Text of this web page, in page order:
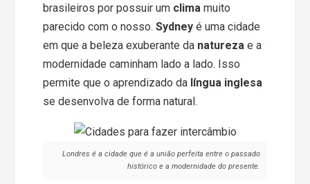
brasileiros por possuir um clima muito
parecido com o nosso.Sydney é uma cidade
em que a beleza exuberante da natureza e a
modernidade caminham lado a lado. Isso
permite que o aprendizado da língua inglesa
se desenvolva de forma natural.
Londres é a cidade que é a união perfeita entre o passado
histórico e a modernidade do presente.